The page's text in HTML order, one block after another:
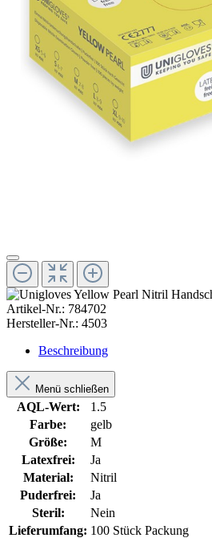
Artikel-Nr.: 784702
Hersteller-Nr.: 4503
Beschreibung
Menü schließen
AQL-Wert:
1.5
Farbe:
gelb
Größe:
M
Latexfrei:
Ja
Material:
Nitril
Puderfrei:
Ja
Steril:
Nein
Lieferumfang: 100 Stück Packung